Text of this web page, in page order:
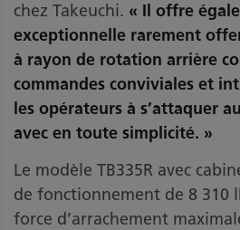
chez Takeuchi. « Il offre
exceptionnelle rarement
à rayon de rotation arrière
commandes conviviales et
les opérateurs à s’attaquer
avec en toute simplicité. »
Le modèle TB335R avec
de fonctionnement de 8 310
force d’arrachement